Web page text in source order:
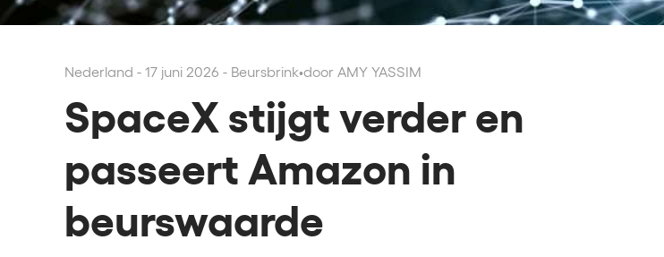
Nederland - 17 juni 2026 - Beursbrink•door AMY YASSIM
SpaceX stijgt verder en
passeert Amazon in
beurswaarde